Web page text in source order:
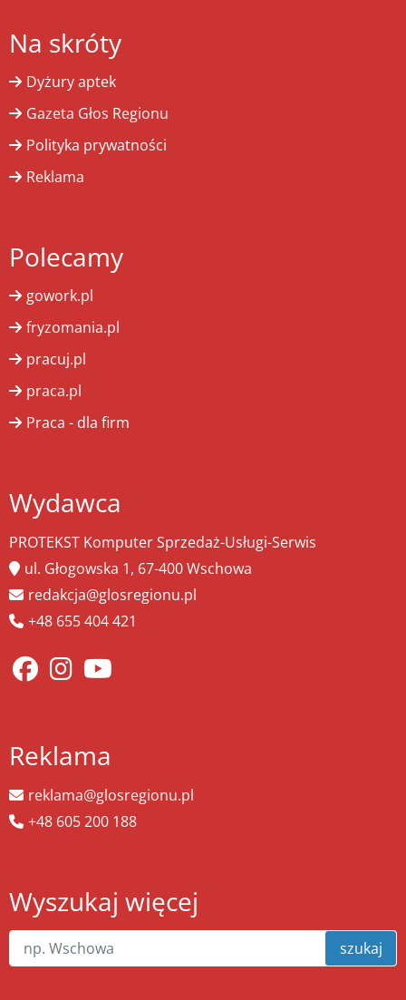
Na skróty
Dyżury aptek
Gazeta Głos Regionu
Polityka prywatności
Reklama
Polecamy
gowork.pl
fryzomania.pl
pracuj.pl
praca.pl
Praca - dla firm
Wydawca
PROTEKST Komputer Sprzedaż-Usługi-Serwis
ul. Głogowska 1, 67-400 Wschowa
redakcja@glosregionu.pl
+48 655 404 421
Reklama
reklama@glosregionu.pl
+48 605 200 188
Wyszukaj więcej
szukaj